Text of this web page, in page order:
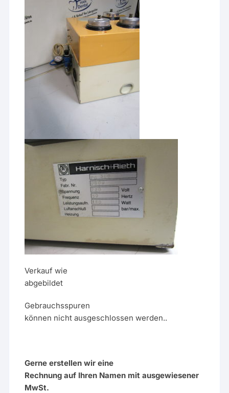
Verkauf wie
abgebildet
Gebrauchsspuren
können nicht ausgeschlossen werden..
Gerne erstellen wir eine
Rechnung auf Ihren Namen mit ausgewiesener
MwSt.